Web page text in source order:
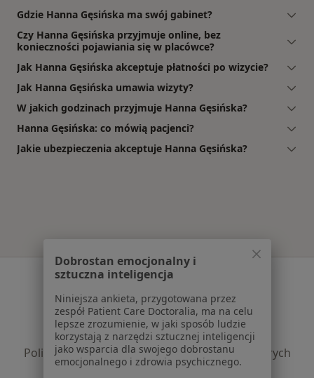
Gdzie Hanna Gęsińska ma swój gabinet?
Czy Hanna Gęsińska przyjmuje online, bez
konieczności pojawiania się w placówce?
Jak Hanna Gęsińska akceptuje płatności po wizycie?
Jak Hanna Gęsińska umawia wizyty?
W jakich godzinach przyjmuje Hanna Gęsińska?
Hanna Gęsińska: co mówią pacjenci?
Jakie ubezpieczenia akceptuje Hanna Gęsińska?
Serwis
Regulamin
Polityka prywatności pacjentów
Polityka prywatności profesjonalistów
Polityka prywatności dla profesjonalistów, których
dane pozyskaliśmy samodzielnie
Dobrostan emocjonalny i
sztuczna inteligencja
Niniejsza ankieta, przygotowana przez
zespół Patient Care Doctoralia, ma na celu
lepsze zrozumienie, w jaki sposób ludzie
korzystają z narzędzi sztucznej inteligencji
jako wsparcia dla swojego dobrostanu
emocjonalnego i zdrowia psychicznego.